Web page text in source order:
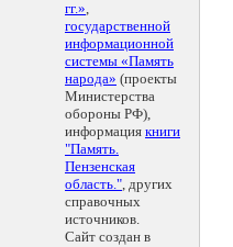
гг.»,
государственной
информационной
системы «Память
народа» (проекты
Министерства
обороны РФ),
информация книги
"Память.
Пензенская
область.", других
справочных
источников.
Сайт создан в